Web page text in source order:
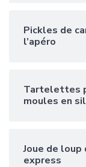
Pickles de
l’apéro
Tartelettes
moules en
Joue de
express